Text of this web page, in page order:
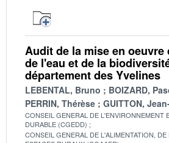
Audit de la mise en
de l'eau et de la
département des Yvelines
LEBENTAL, Bruno
BOIZARD,
PERRIN, Thérèse
GUITTON,
CONSEIL GENERAL DE L'ENVIRONNEMENT
DURABLE (CGEDD)
CONSEIL GENERAL DE L'ALIMENTATION,